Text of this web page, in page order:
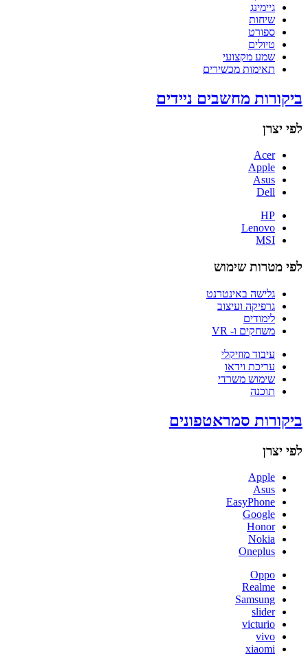
גיימינג
שיחות
ספורט
טיולים
שמע מקצועי
תאימות מכשירים
ביקורות מחשבים ניידים
לפי יצרן
Acer
Apple
Asus
Dell
HP
Lenovo
MSI
לפי מטרות שימוש
גלישה באינטרנט
גרפיקה ועיצוב
לימודים
משחקים ו- VR
עיבוד מוזיקלי
עריכת וידאו
שימוש משרדי
תוכנה
ביקורות סמראטפונים
לפי יצרן
Apple
Asus
EasyPhone
Google
Honor
Nokia
Oneplus
Oppo
Realme
Samsung
slider
victurio
vivo
xiaomi